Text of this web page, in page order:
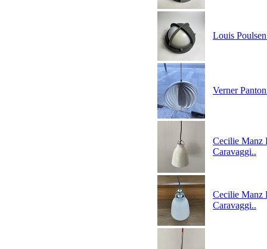
Louis
Verner
Cecilie Manz
Caravaggi..
Cecilie Manz
Caravaggi..